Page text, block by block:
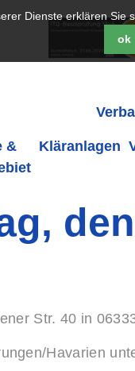
Dienste erklären
ok
&
Kläranlagen
Str. 40 in
Havarien